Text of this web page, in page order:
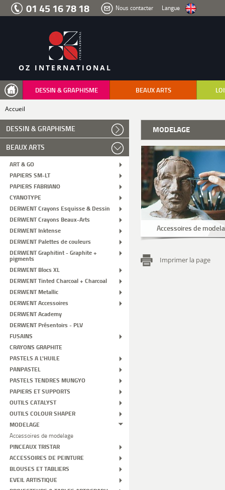
Aller
menu
recherche
01 45 16 78 18 Nous contacter Langue
OZ INTERNATIONAL
DESSIN & GRAPHISME BEAUX ARTS
Accueil
DESSIN & GRAPHISME
BEAUX ARTS
ART & GO
PAPIERS SM-LT
PAPIERS FABRIANO
CYANOTYPE
DERWENT Crayons Esquisse & Dessin
DERWENT Crayons Beaux-Arts
DERWENT Inktense
DERWENT Palettes de couleurs
DERWENT Graphitint - Graphite +
pigments
DERWENT Blocs XL
DERWENT Tinted Charcoal + Charcoal
DERWENT Metallic
DERWENT Accessoires
DERWENT Academy
DERWENT Présentoirs - PLV
FUSAINS
CRAYONS GRAPHITE
PASTELS A L'HUILE
PANPASTEL
PASTELS TENDRES MUNGYO
PAPIERS ET SUPPORTS
OUTILS CATALYST
OUTILS COLOUR SHAPER
MODELAGE
Accessoires de modelage
PINCEAUX TRISTAR
ACCESSOIRES DE PEINTURE
BLOUSES ET TABLIERS
EVEIL ARTISTIQUE
MODELAGE
Accessoires de
Imprimer la page